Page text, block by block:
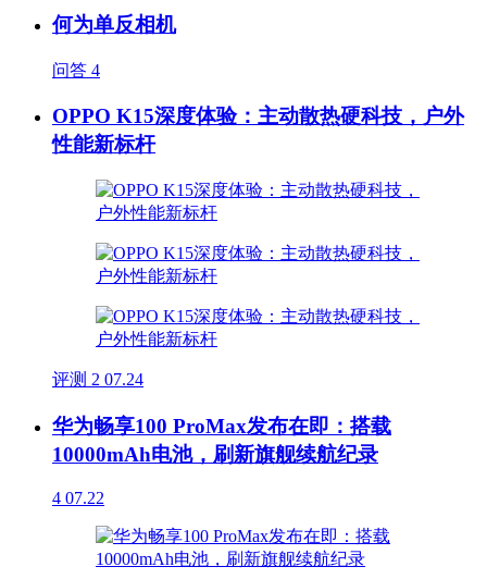
何为单反相机
问答 4
OPPO K15深度体验：主动散热硬科技，户外
性能新标杆
评测 2 07.24
华为畅享100 ProMax发布在即：搭载
10000mAh电池，刷新旗舰续航纪录
4 07.22